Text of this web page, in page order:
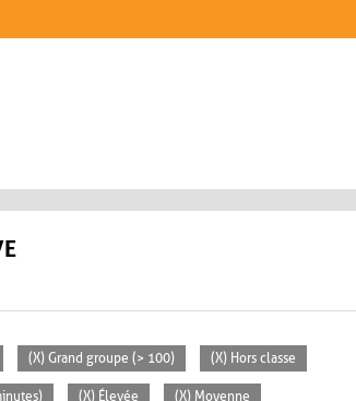
(X) Grand groupe (> 100) (X) Hors classe
(X) Élevée (X) Moyenne